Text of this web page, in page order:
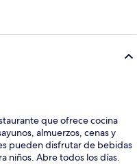
que ofrece cocina
almuerzos, cenas y
pueden disfrutar de bebidas
niños. Abre todos los días.